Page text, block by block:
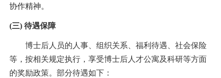
协作精神。
(三) 待遇保障
博士后人员的人事、组织关系、福利待遇、社会保险
等，按相关规定执行，享受博士后人才公寓及科研等方面
的奖励政策。部分待遇如下：